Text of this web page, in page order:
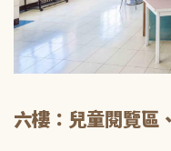
六樓：兒童閱覽